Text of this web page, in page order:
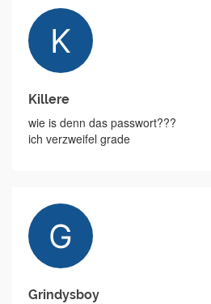
Killere
wie is denn das passwort???
ich verzweifel grade
Grindysboy